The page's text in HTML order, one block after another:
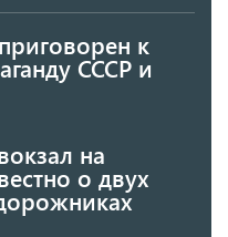
к
СССР и
на
о двух